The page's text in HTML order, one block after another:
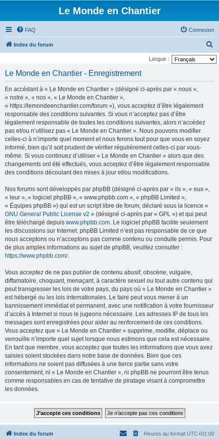
Le Monde en Chantier
FAQ Connexion
Index du forum
e
Langue :
Le Monde en Chantier - Enregistrement
En accédant à « Le Monde en Chantier » (désigné ci-après par « nous »,
« notre », « nos », « Le Monde en Chantier »,
« https://lemondeenchantier.com/forum »), vous acceptez d’être légalement
responsable des conditions suivantes. Si vous n’acceptez pas d’être
légalement responsable de toutes les conditions suivantes, alors n’accédez
pas et/ou n’utilisez pas « Le Monde en Chantier ». Nous pouvons modifier
celles-ci à n’importe quel moment et nous ferons tout pour que vous en soyez
informé, bien qu’il soit prudent de vérifier régulièrement celles-ci par vous-
même. Si vous continuez d’utiliser « Le Monde en Chantier » alors que des
changements ont été effectués, vous acceptez d’être légalement responsable
des conditions découlant des mises à jour et/ou modifications.
Nos forums sont développés par phpBB (désigné ci-après par « ils », « eux »,
« leur », « logiciel phpBB », « www.phpbb.com », « phpBB Limited »,
« Équipes phpBB ») qui est un script libre de forum, déclaré sous la licence «
GNU General Public License v2 » (désigné ci-après par « GPL ») et qui peut
être téléchargé depuis www.phpbb.com. Le logiciel phpBB facilite seulement
les discussions sur Internet. phpBB Limited n’est pas responsable de ce que
nous acceptons ou n’acceptons pas comme contenu ou conduite permis. Pour
de plus amples informations au sujet de phpBB, veuillez consulter :
https://www.phpbb.com/.
Vous acceptez de ne pas publier de contenu abusif, obscène, vulgaire,
diffamatoire, choquant, menaçant, à caractère sexuel ou tout autre contenu qui
peut transgresser les lois de votre pays, du pays où « Le Monde en Chantier »
est hébergé ou les lois internationales. Le faire peut vous mener à un
bannissement immédiat et permanent, avec une notification à votre fournisseur
d’accès à Internet si nous le jugeons nécessaire. Les adresses IP de tous les
messages sont enregistrées pour aider au renforcement de ces conditions.
Vous acceptez que « Le Monde en Chantier » supprime, modifie, déplace ou
verrouille n’importe quel sujet lorsque nous estimons que cela est nécessaire.
En tant que membre, vous acceptez que toutes les informations que vous avez
saisies soient stockées dans notre base de données. Bien que ces
informations ne soient pas diffusées à une tierce partie sans votre
consentement, ni « Le Monde en Chantier », ni phpBB ne pourront être tenus
comme responsables en cas de tentative de piratage visant à compromettre
les données.
Index du forum Heures au format UTC+01:00